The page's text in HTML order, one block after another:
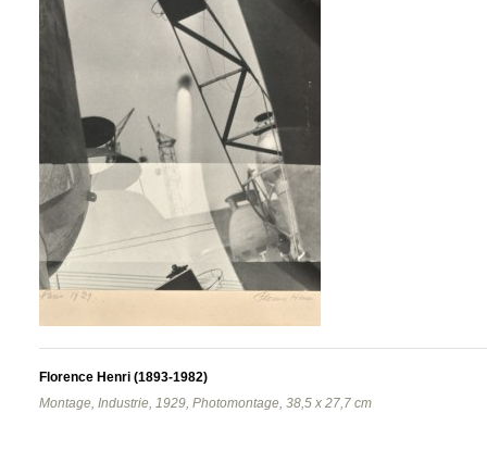
Florence Henri (1893-1982)
Montage, Industrie, 1929, Photomontage, 38,5 x 27,7 cm